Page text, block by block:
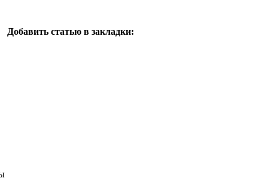
Добавить статью в закладки: